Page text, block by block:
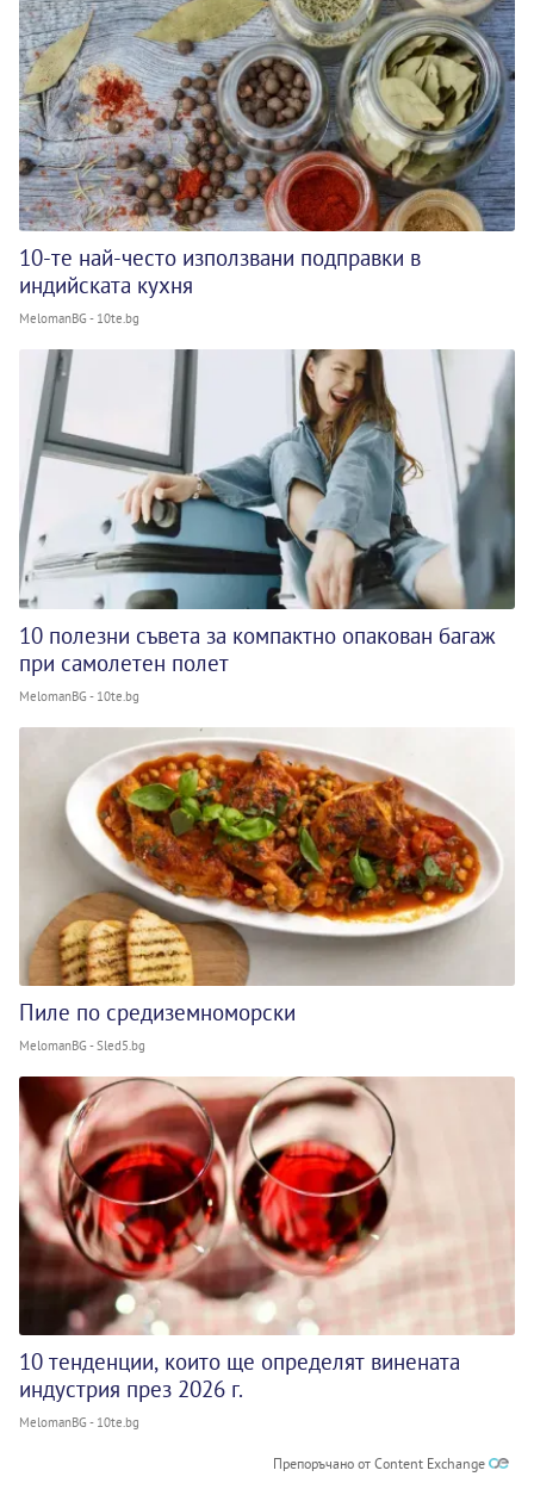
10-те най-често използвани подправки в
индийската кухня
MelomanBG - 10te.bg
10 полезни съвета за компактно опакован багаж
при самолетен полет
MelomanBG - 10te.bg
Пиле по средиземноморски
MelomanBG - Sled5.bg
10 тенденции, които ще определят винената
индустрия през 2026 г.
MelomanBG - 10te.bg
Препоръчано от Content Exchange